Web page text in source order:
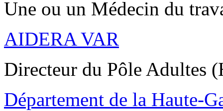
Une ou un Médecin du
AIDERA VAR
Directeur du Pôle Adultes
Département de la Haute-